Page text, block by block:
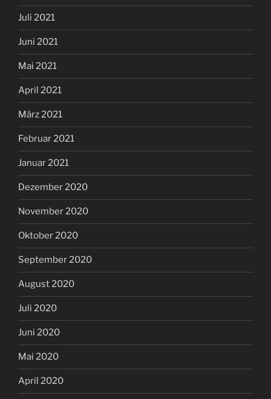
Juli 2021
Juni 2021
Mai 2021
April 2021
März 2021
Februar 2021
Januar 2021
Dezember 2020
November 2020
Oktober 2020
September 2020
August 2020
Juli 2020
Juni 2020
Mai 2020
April 2020